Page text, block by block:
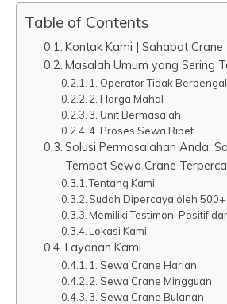
Table of Contents
Kontak Kami | Sahabat Crane
Masalah Umum yang Sering
1. Operator Tidak
2. Harga Mahal
3. Unit Bermasalah
4. Proses Sewa Ribet
Solusi Permasalahan Anda:
Tempat Sewa Crane
Tentang Kami
Sudah Dipercaya oleh 500+
Memiliki Testimoni Positif
Lokasi Kami
Layanan Kami
1. Sewa Crane Harian
2. Sewa Crane Mingguan
3. Sewa Crane Bulanan